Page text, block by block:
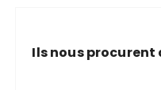
h
Ils nous procurent